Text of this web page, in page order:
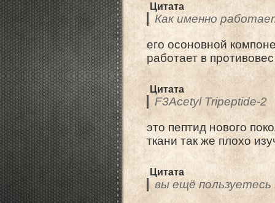
Цитата
Как именно
его осоновной
работает в
Цитата
F3Acetyl Tripeptide-2
это пептид нового
ткани так же плохо
Цитата
вы ещё пользуетесь